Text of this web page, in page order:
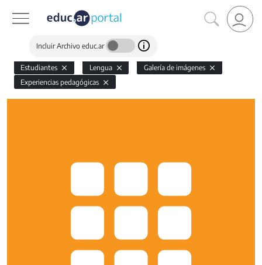
Incluir Archivo educ.ar
Estudiantes Lengua
Galería de imágenes
Experiencias pedagógicas